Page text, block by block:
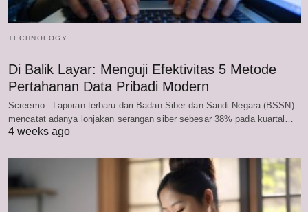
TECHNOLOGY
Di Balik Layar: Menguji Efektivitas 5 Metode
Pertahanan Data Pribadi Modern
Screemo - Laporan terbaru dari Badan Siber dan Sandi Negara (BSSN)
mencatat adanya lonjakan serangan siber sebesar 38% pada kuartal…
4 weeks ago